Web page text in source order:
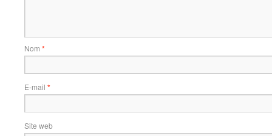
Nom *
E-mail *
Site web